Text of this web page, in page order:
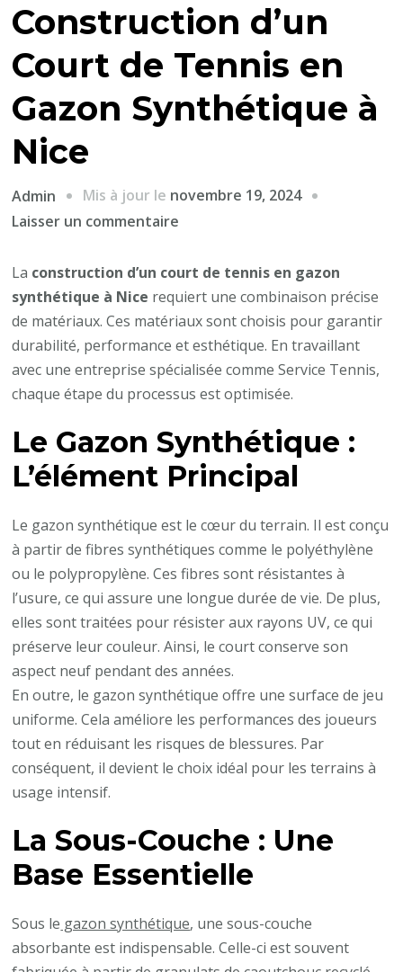
Construction d’un
Court de Tennis en
Gazon Synthétique à
Nice
Admin Mis à jour le novembre 19, 2024
Laisser un commentaire
Matériaux
Utilisés
dans
la
Construction
d’un
de
Tennis
en
Synthétique
à
Nice
La construction d’un court de tennis en gazon
synthétique à Nice requiert une combinaison précise
de matériaux. Ces matériaux sont choisis pour garantir
durabilité, performance et esthétique. En travaillant
avec une entreprise spécialisée comme Service Tennis,
chaque étape du processus est optimisée.
Le Gazon Synthétique :
L’élément Principal
Le gazon synthétique est le cœur du terrain. Il est conçu
à partir de fibres synthétiques comme le polyéthylène
ou le polypropylène. Ces fibres sont résistantes à
l’usure, ce qui assure une longue durée de vie. De plus,
elles sont traitées pour résister aux rayons UV, ce qui
préserve leur couleur. Ainsi, le court conserve son
aspect neuf pendant des années.
En outre, le gazon synthétique offre une surface de jeu
uniforme. Cela améliore les performances des joueurs
tout en réduisant les risques de blessures. Par
conséquent, il devient le choix idéal pour les terrains à
usage intensif.
La Sous-Couche : Une
Base Essentielle
Sous le gazon synthétique, une sous-couche
absorbante est indispensable. Celle-ci est souvent